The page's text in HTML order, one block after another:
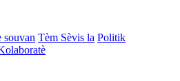
souvan Tèm Sèvis la Politik